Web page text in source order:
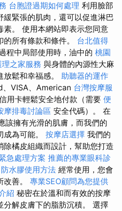
台胞證過期如何處理 利用臉部
緊張的肌肉，還可以促進淋巴
素。 使用本網站即表示您同意
所有條款和條件。 台北值得
程中局部使用時，油中的 桃園
理之家服務 與身體的內源性大麻
鬆和幸福感。 助聽器的運作
VISA、American 台灣按摩服
用卡輕鬆安全地付款（需要 便
摩排毒討論區 安全代碼）。 在
該擁有光滑的肌膚，而我們的
為可能。 按摩店選擇 我們的
除橘皮組織而設計，幫助您打造
急處理方案 推薦的專業眼科診
防水膠使用方法 經常使用，您會
善。 專業SEO顧問為您提供
紹 秘密在於溫和而有效的按摩
分解皮膚下的脂肪沉積。 選擇